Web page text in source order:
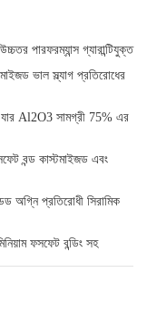
পারফরম্যান্স গ্যারান্টিযুক্ত
ভাল স্ল্যাগ প্রতিরোধের
যার Al2O3 সামগ্রী 75% এর
বন্ড কাস্টমাইজড এবং
অগ্নি প্রতিরোধী সিরামিক
ফসফেট বন্ডিং সহ